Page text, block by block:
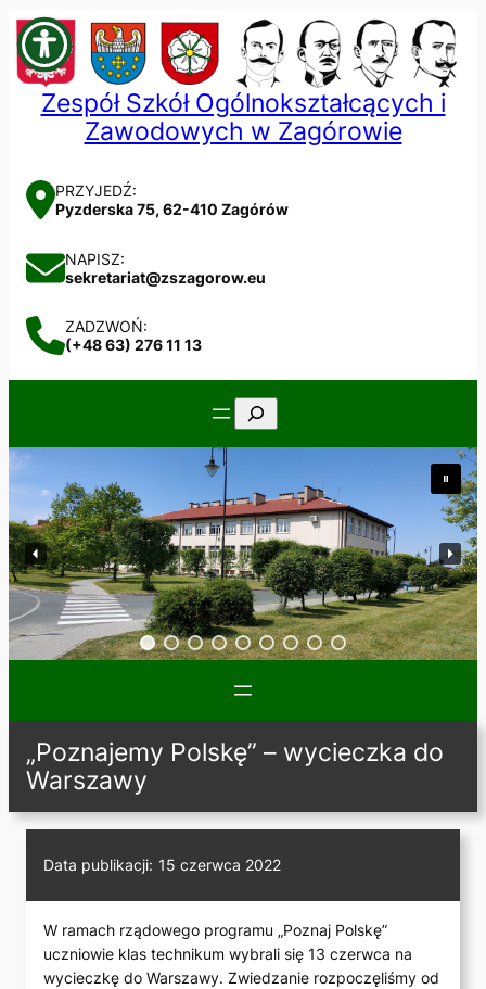
Przejdź
do
treści
Zespół Szkół Ogólnokształcących i
Zawodowych w Zagórowie
PRZYJEDŹ:
Pyzderska 75, 62-410 Zagórów
NAPISZ:
sekretariat@zszagorow.eu
ZADZWOŃ:
(+48 63) 276 11 13
Szukaj
„Poznajemy Polskę” – wycieczka do
Warszawy
Data publikacji: 15 czerwca 2022
W ramach rządowego programu „Poznaj Polskę”
uczniowie klas technikum wybrali się 13 czerwca na
wycieczkę do Warszawy. Zwiedzanie rozpoczęliśmy od